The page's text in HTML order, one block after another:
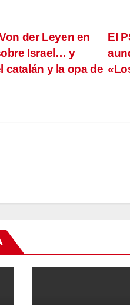
El
der Leyen en
Israel… y
catalán y la opa de